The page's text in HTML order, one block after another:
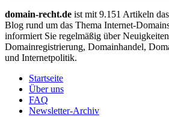
domain-recht.de ist mit 9.151 Artikeln
Blog rund um das Thema Internet-
informiert Sie regelmäßig über
Domainregistrierung, Domainhandel,
und Internetpolitik.
Startseite
Über uns
FAQ
Newsletter-Archiv